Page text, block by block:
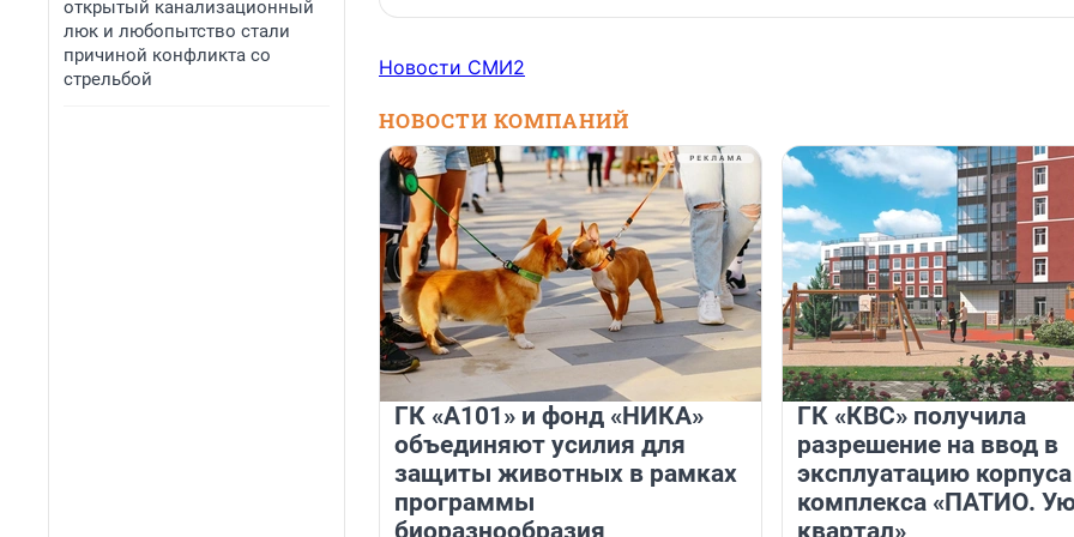
открытый канализационный
люк и любопытство стали
причиной конфликта со
стрельбой
Новости СМИ2
НОВОСТИ КОМПАНИЙ
ГК «А101» и фонд «НИКА»
объединяют усилия для
защиты животных в рамках
программы
биоразнообразия
ГК «КВС» получила
разрешение на ввод в
эксплуатацию
комплекса «ПАТИО.
квартал»